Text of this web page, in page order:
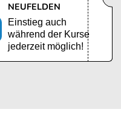
NEUFELDEN
Einstieg auch
während der Kurse
jederzeit möglich!